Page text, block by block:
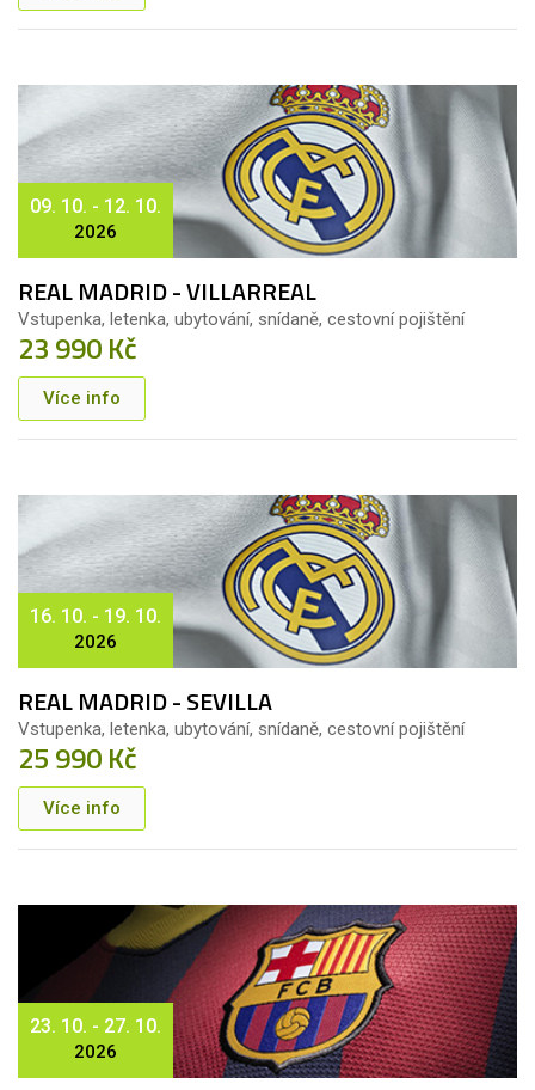
09. 10. - 12. 10.
2026
REAL MADRID - VILLARREAL
Vstupenka, letenka, ubytování, snídaně, cestovní pojištění
23 990 Kč
Více info
16. 10. - 19. 10.
2026
REAL MADRID - SEVILLA
Vstupenka, letenka, ubytování, snídaně, cestovní pojištění
25 990 Kč
Více info
23. 10. - 27. 10.
2026